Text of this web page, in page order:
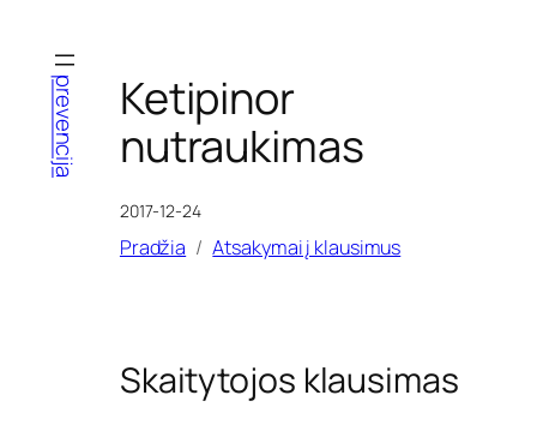
turinio
prevencija
Ketipinor
nutraukimas
2017-12-24
Pradžia Atsakymai į klausimus
Skaitytojos klausimas